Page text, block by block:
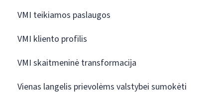
VMI teikiamos paslaugos
VMI kliento profilis
VMI skaitmeninė transformacija
Vienas langelis prievolėms valstybei sumokėti